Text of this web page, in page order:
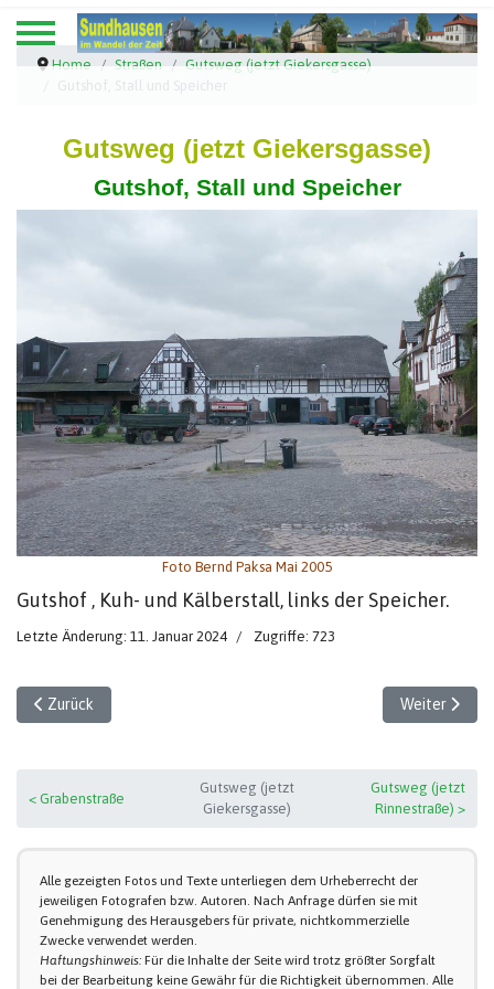
Home Straßen
Gutsweg (jetzt Giekersgasse)
Gutsweg (jetzt Giekersgasse)
Gutshof, Stall und Speicher
Foto Bernd Paksa Mai 2005
Gutshof , Kuh- und Kälberstall, links der Speicher.
Letzte Änderung: 11. Januar 2024 Zugriffe: 723
Vorheriger Beitrag: Gutshof
Zurück Nächster
Weiter
< Grabenstraße
Gutsweg (jetzt
Giekersgasse)
Gutsweg (jetzt
Rinnestraße) >
Alle gezeigten Fotos und Texte unterliegen dem Urheberrecht der
jeweiligen Fotografen bzw. Autoren. Nach Anfrage dürfen sie mit
Genehmigung des Herausgebers für private, nichtkommerzielle
Zwecke verwendet werden.
Haftungshinweis: Für die Inhalte der Seite wird trotz größter Sorgfalt
bei der Bearbeitung keine Gewähr für die Richtigkeit übernommen. Alle